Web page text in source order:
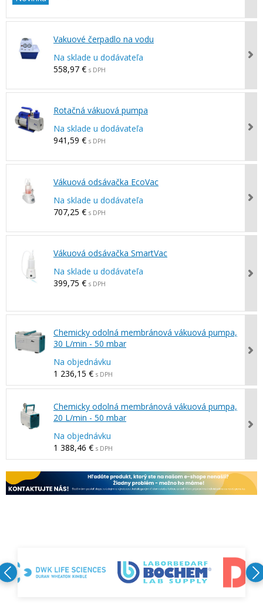
Vakuové čerpadlo na vodu
Na sklade u dodávateľa
558,97 € s DPH
Rotačná vákuová pumpa
Na sklade u dodávateľa
941,59 € s DPH
Vákuová odsávačka EcoVac
Na sklade u dodávateľa
707,25 € s DPH
Vákuová odsávačka SmartVac
Na sklade u dodávateľa
399,75 € s DPH
Chemicky odolná membránová vákuová pumpa,
30 L/min - 50 mbar
Na objednávku
1 236,15 € s DPH
Chemicky odolná membránová vákuová pumpa,
20 L/min - 50 mbar
Na objednávku
1 388,46 € s DPH